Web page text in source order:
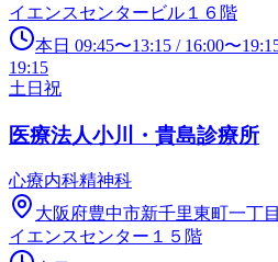
イエンスセンタービル１６階
本日 09:45〜13:15 / 16:00〜
19:15
土日祝
医療法人小川・貴島診療所
心療内科精神科
大阪府豊中市新千里東町一
イエンスセンター１５階